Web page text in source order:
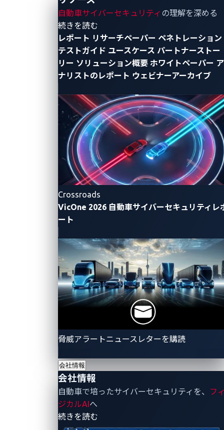
自動車サイバーセキュリティ の理解を深める
続きを読む
レポート リサーチペーパー ペネトレーション
テストガイド ユースケース パートナーストー
リー ソリューション概要 ホワイトペーパー ア
ナリストのレポート ウェビナーアーカイブ
Crossroads
VicOne 2026 自動車サイバーセキュリティレ
ート
脅威アラートニュースレターを購読
会社情報
会社情報
自動車で培ったサイバーセキュリティを、
フ
ジカルAIへ
続きを読む
「2023年オートテック・ブレークスルーアワード 電
気自動車部門 総合充電ステーション・イノベーショ
ン年間最優秀賞」 は、VicOneの脆弱性管理システム
および侵入検知・防止システム（IDPS）である、
xZETAを含む電気自動車供給設備（EVSE）保護ソリュ
ーションに対しての受賞です。そして受賞に際して
は、EVSE保護ソリューションの価値、使いやすさ、機
能性、革新性が高く評価されました。具体的には、本
ソリューションにより以下の事柄が実現しました。
脆弱性管理のプロセスを6ヶ月から2週間に大幅短
VicOneの特許出願中の仮想パッチ技術を活用し、
ベンダーパッチリリース前の効果的な緩和策とし
て、充電設備メーカーに平均102日間の事前保護
を提供。
重要度に基づいた優先順位付けを行い、充電設備
メーカーが悪用される可能性が高い重大な10%の
脆弱性への注力を実現。
国家脆弱性データベース（NVD）よりも27%多
い、ゼロデイ、未公開、公開済みを含む脆弱性を
充電設備メーカーが脆弱性やランサムウェアリス
クを積極的に検出し、ソフトウェア物品表
（SBOMs）の管理を一元化することで、潜在的な
リスクの特定にかかる作業負担を軽減。
また同アワードでは、15カ国以上から寄せられた
1,600件以上が審査され、現在、世界の自動車および交
通技術市場で活躍するトップ企業、技術、製品が表彰